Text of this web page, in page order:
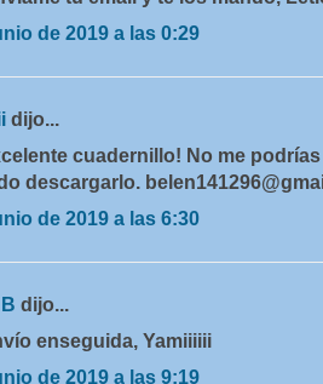
de 2019 a las 0:29
dijo...
cuadernillo! No me
descargarlo.
de 2019 a las 6:30
dijo...
enseguida, Yamiiiiii
de 2019 a las 9:19